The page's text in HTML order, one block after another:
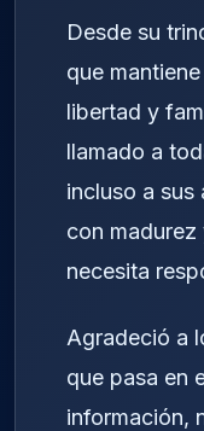
Desde su
que
libertad y
llamado a
incluso a sus
con madurez
necesita
Agradeció a
que pasa en
información,